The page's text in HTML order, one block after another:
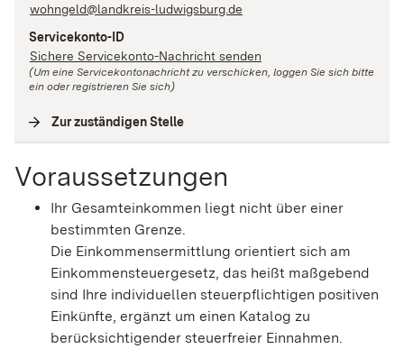
wohngeld@landkreis-ludwigsburg.de
Servicekonto-ID
Sichere Servicekonto-Nachricht senden
(Um eine Servicekontonachricht zu verschicken, loggen Sie sich bitte
ein oder registrieren Sie sich)
Zur zuständigen Stelle
Voraussetzungen
Ihr Gesamteinkommen liegt nicht über einer
bestimmten Grenze.
Die Einkommensermittlung orientiert sich am
Einkommensteuergesetz, das heißt maßgebend
sind Ihre individuellen steuerpflichtigen positiven
Einkünfte, ergänzt um einen Katalog zu
berücksichtigender steuerfreier Einnahmen.